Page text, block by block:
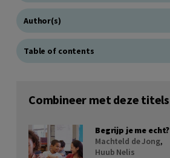
Author(s)
Table of contents
Combineer met deze titels
Begrijp je me echt?
Machteld de Jong,
Huub Nelis